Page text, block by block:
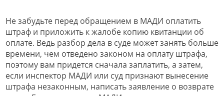
Не забудьте перед обращением в МАДИ оплатить
штраф и приложить к жалобе копию квитанции об
оплате. Ведь разбор дела в суде может занять больше
времени, чем отведено законом на оплату штрафа,
поэтому вам придется сначала заплатить, а затем,
если инспектор МАДИ или суд признают вынесение
штрафа незаконным, написать заявление о возврате